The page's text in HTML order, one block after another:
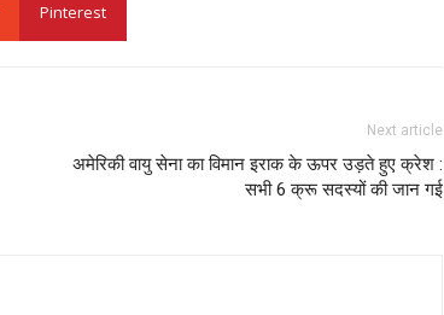
Pinterest
Next article
अमेरिकी वायु सेना का विमान इराक के ऊपर उड़ते हुए क्रेश :
सभी 6 क्रू सदस्यों की जान गई